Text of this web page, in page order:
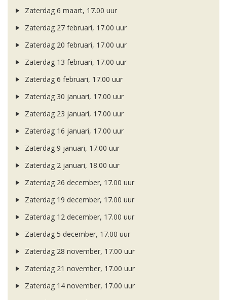
Zaterdag 6 maart, 17.00 uur
Zaterdag 27 februari, 17.00 uur
Zaterdag 20 februari, 17.00 uur
Zaterdag 13 februari, 17.00 uur
Zaterdag 6 februari, 17.00 uur
Zaterdag 30 januari, 17.00 uur
Zaterdag 23 januari, 17.00 uur
Zaterdag 16 januari, 17.00 uur
Zaterdag 9 januari, 17.00 uur
Zaterdag 2 januari, 18.00 uur
Zaterdag 26 december, 17.00 uur
Zaterdag 19 december, 17.00 uur
Zaterdag 12 december, 17.00 uur
Zaterdag 5 december, 17.00 uur
Zaterdag 28 november, 17.00 uur
Zaterdag 21 november, 17.00 uur
Zaterdag 14 november, 17.00 uur